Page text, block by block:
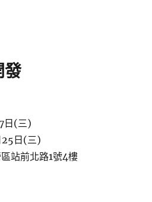
發
日(三)
25日(三)
站前北路1號4樓